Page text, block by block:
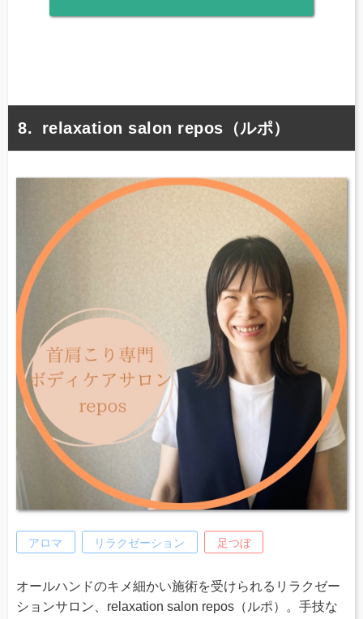
relaxation salon repos（ルポ）
アロマ リラクゼーション 足つぼ
オールハンドのキメ細かい施術を受けられるリラクゼー
ションサロン、relaxation salon repos（ルポ）。手技な